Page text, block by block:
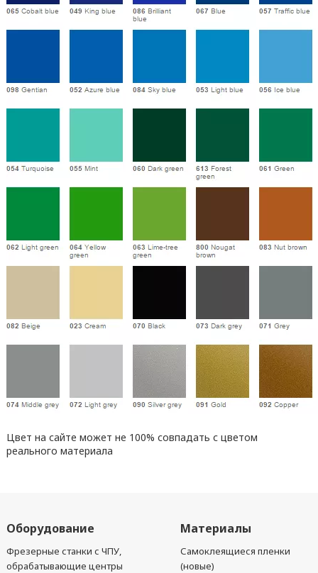
Цвет на сайте может не 100% совпадать с цветом
реального материала
Оборудование
Фрезерные станки с ЧПУ,
обрабатывающие центры
Материалы
Самоклеящиеся пленки
(новые)